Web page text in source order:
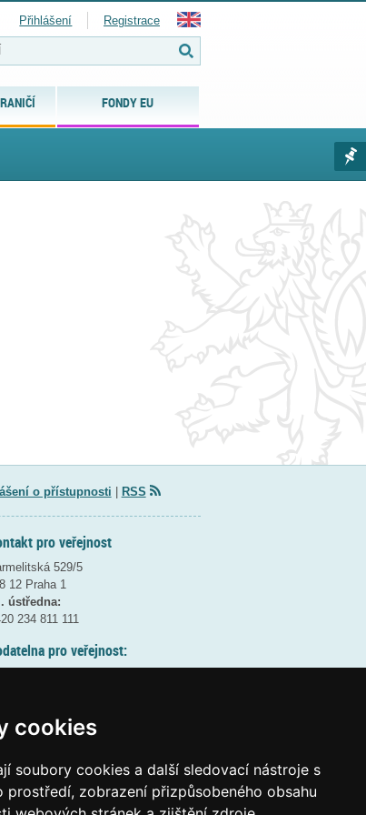
cookies
soubory cookies a další sledovací nástroje s
prostředí, zobrazení přizpůsobeného obsahu
FONDY EU
Přihlášení Registrace
o přístupnosti RSS
pro veřejnost
529/5
12 Praha 1
ústředna:
234 811 111
pro veřejnost:
informací
podatelna: